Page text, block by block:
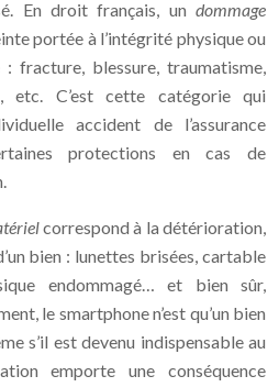
En droit français, un dommage
portée à l’intégrité physique ou
: fracture, blessure, traumatisme,
etc. C’est cette catégorie qui
accident de l’assurance
protections en cas de
correspond à la détérioration,
bien : lunettes brisées, cartable
endommagé… et bien sûr,
le smartphone n’est qu’un bien
s’il est devenu indispensable au
emporte une conséquence